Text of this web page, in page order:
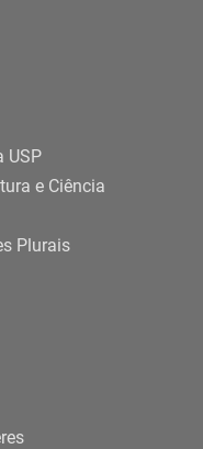
USP
e Ciência
Plurais